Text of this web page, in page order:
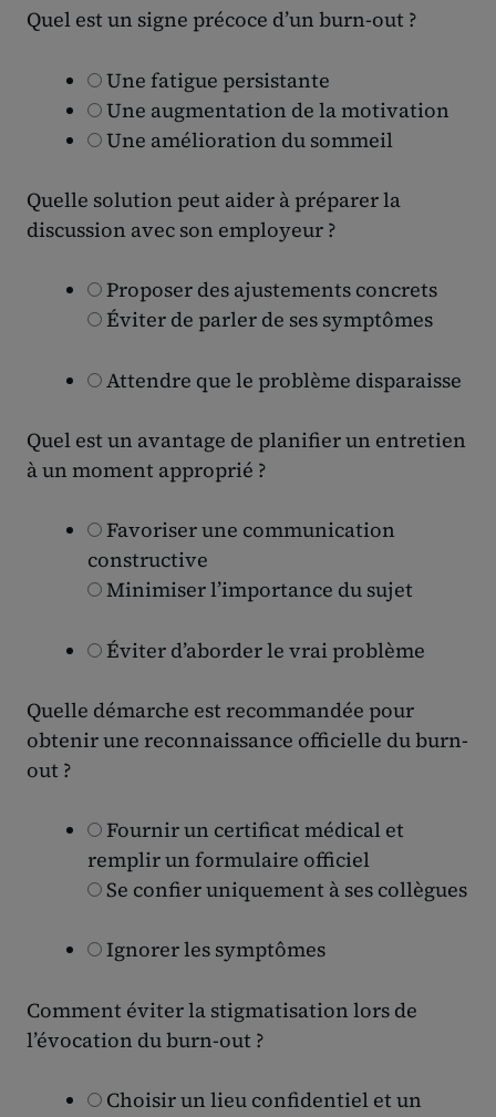
Quel est un signe précoce d’un burn-out ?
Une fatigue persistante
Une augmentation de la motivation
Une amélioration du sommeil
Quelle solution peut aider à préparer la
discussion avec son employeur ?
Proposer des ajustements concrets
Éviter de parler de ses symptômes
Attendre que le problème disparaisse
Quel est un avantage de planifier un entretien
à un moment approprié ?
Favoriser une communication
constructive
Minimiser l’importance du sujet
Éviter d’aborder le vrai problème
Quelle démarche est recommandée pour
obtenir une reconnaissance officielle du burn-
out ?
Fournir un certificat médical et
remplir un formulaire officiel
Se confier uniquement à ses collègues
Ignorer les symptômes
Comment éviter la stigmatisation lors de
l’évocation du burn-out ?
Choisir un lieu confidentiel et un